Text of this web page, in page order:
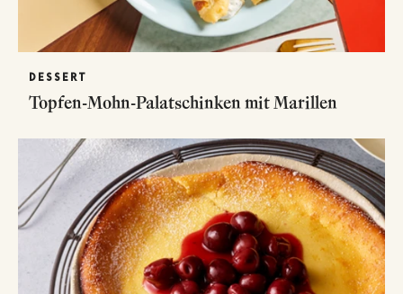
DESSERT
Topfen-Mohn-Palatschinken mit Marillen